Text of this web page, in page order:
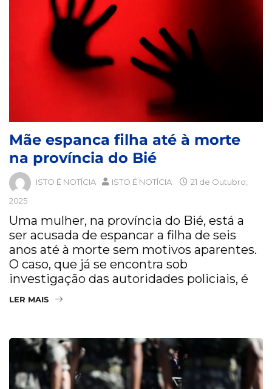
Mãe espanca filha até à morte
na província do Bié
ISTO É NOTÍCIA ISTO É NOTÍCIA
21 de Outubro,
2025
Uma mulher, na província do Bié, está a
ser acusada de espancar a filha de seis
anos até à morte sem motivos aparentes.
O caso, que já se encontra sob
investigação das autoridades policiais, é
LER MAIS